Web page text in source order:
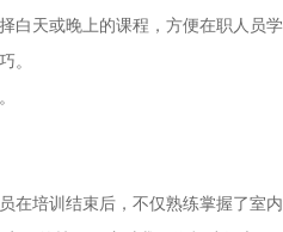
白天或晚上的课程，方便在职人员学
。
培训结束后，不仅熟练掌握了室